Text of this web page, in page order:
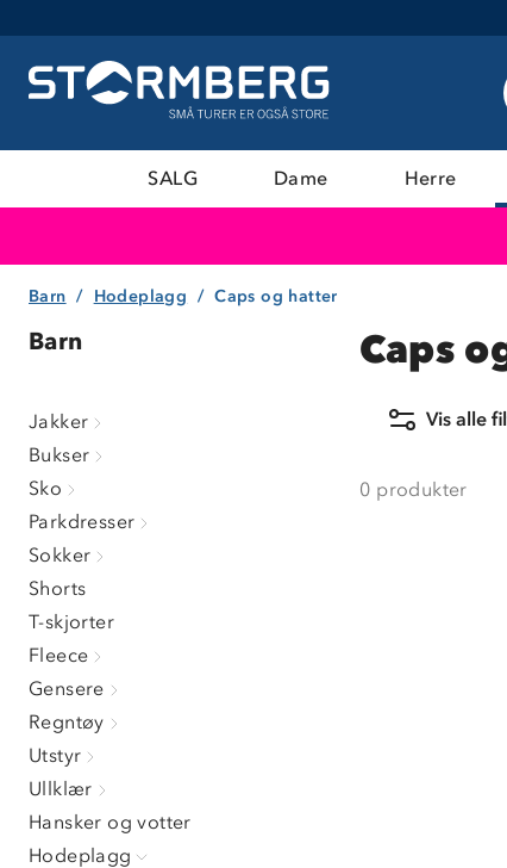
SALG Dame Herre
Barn Hodeplagg Caps og hatter
Barn
Jakker
Bukser
Sko
Parkdresser
Sokker
Shorts
T-skjorter
Fleece
Gensere
Regntøy
Utstyr
Ullklær
Hansker og votter
Hodeplagg
Caps
Vis alle
0 produkter